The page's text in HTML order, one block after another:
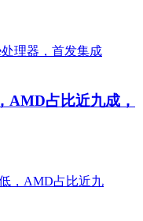
AMD占比近九成，